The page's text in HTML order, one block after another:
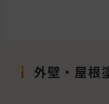
外壁・屋根